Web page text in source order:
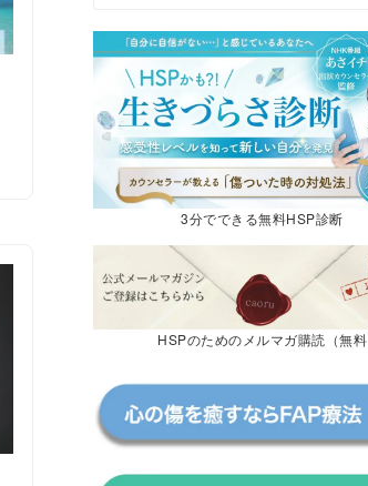
3分でできる無料HSP診断
HSPのためのメルマガ購読（無料